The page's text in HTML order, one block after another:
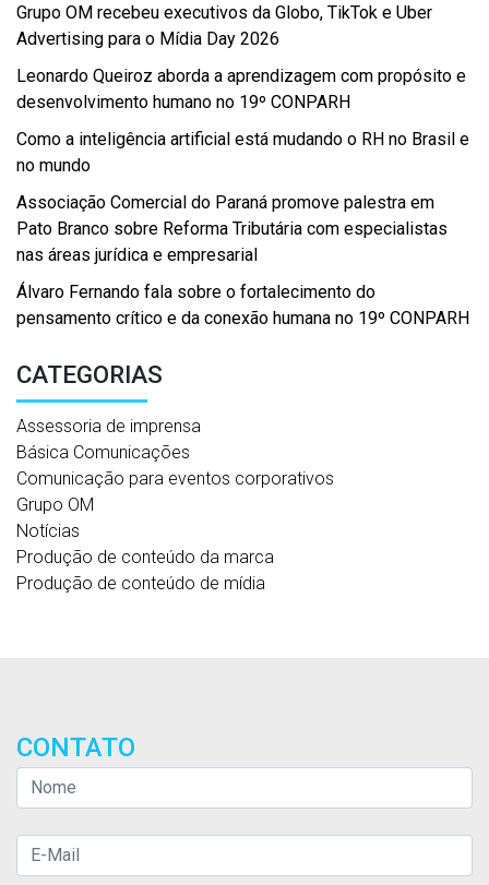
Grupo OM recebeu executivos da Globo, TikTok e Uber
Advertising para o Mídia Day 2026
Leonardo Queiroz aborda a aprendizagem com propósito e
desenvolvimento humano no 19º CONPARH
Como a inteligência artificial está mudando o RH no Brasil e
no mundo
Associação Comercial do Paraná promove palestra em
Pato Branco sobre Reforma Tributária com especialistas
nas áreas jurídica e empresarial
Álvaro Fernando fala sobre o fortalecimento do
pensamento crítico e da conexão humana no 19º CONPARH
CATEGORIAS
Assessoria de imprensa
Básica Comunicações
Comunicação para eventos corporativos
Grupo OM
Notícias
Produção de conteúdo da marca
Produção de conteúdo de mídia
CONTATO